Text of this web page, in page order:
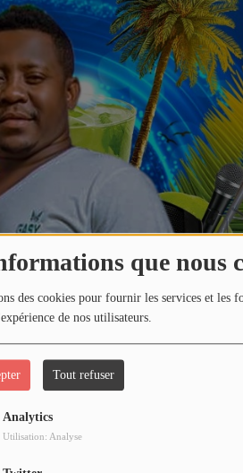
que nous
des cookies pour fournir les services et les
de nos utilisateurs.
Tout refuser
Analytics
Utilisation: Analyse